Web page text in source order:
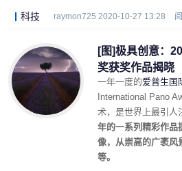
科技 raymon725 2020-10-27 13:28
[图]极具创意：
奖获奖作品揭晓
一年一度的爱普生国
International Pano
术，是世界上最引人
年的一系列精彩作品
像，从崇高的广袤风
等。